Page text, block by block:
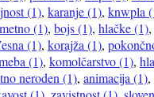
(1), karanje (1), knwpla
(1), bojs (1), hlačke (1),
(1), korajža (1),
(1), komolčarstvo (1),
neroden (1), animacija (1),